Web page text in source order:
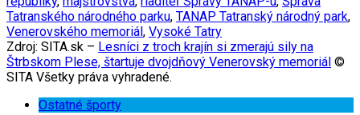
Tatranského národného parku, TANAP Tatranský národný park,
Venerovského memoriál , Vysoké Tatry
Zdroj: SITA.sk – Lesníci z troch krajín si zmerajú sily na
Štrbskom Plese, štartuje dvojdňový Venerovský memoriál ©
SITA Všetky práva vyhradené.
Ostatné športy